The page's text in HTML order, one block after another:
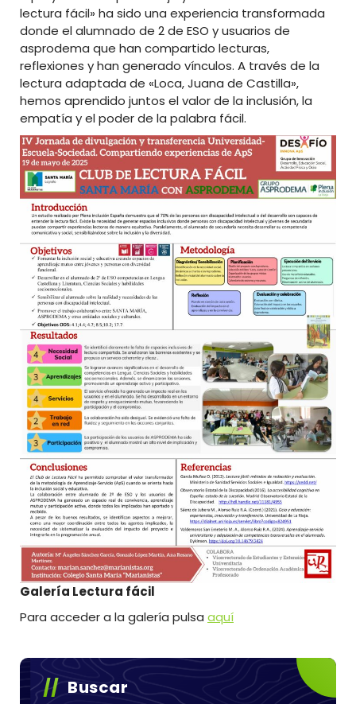
lectura fácil» ha sido una experiencia transformada
donde el alumnado de 2 de ESO y usuarios de
asprodema que han compartido lecturas,
reflexiones y han generado vínculos. A través de la
lectura adaptada de «Loca, Juana de Castilla»,
hemos aprendido juntos el valor de la inclusión, la
empatía y el poder de la palabra fácil.
Galería Lectura fácil
Para acceder a la galería pulsa aquí
Buscar